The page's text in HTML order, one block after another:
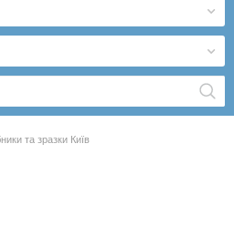
та зразки Київ